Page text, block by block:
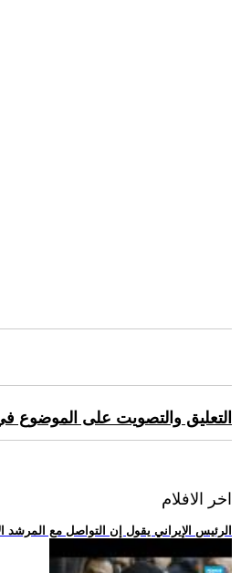
التعليق والتصويت على الموضوع
اخر الافلام
.. الرئيس الإيراني يقول إن التواصل مع